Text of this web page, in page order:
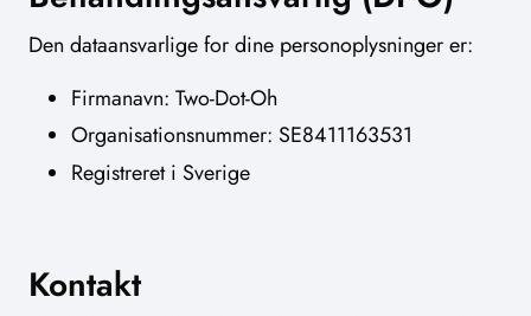
Den dataansvarlige for dine personoplysninger er:
Firmanavn: Two-Dot-Oh
Organisationsnummer: SE8411163531
Registreret i Sverige
Kontakt